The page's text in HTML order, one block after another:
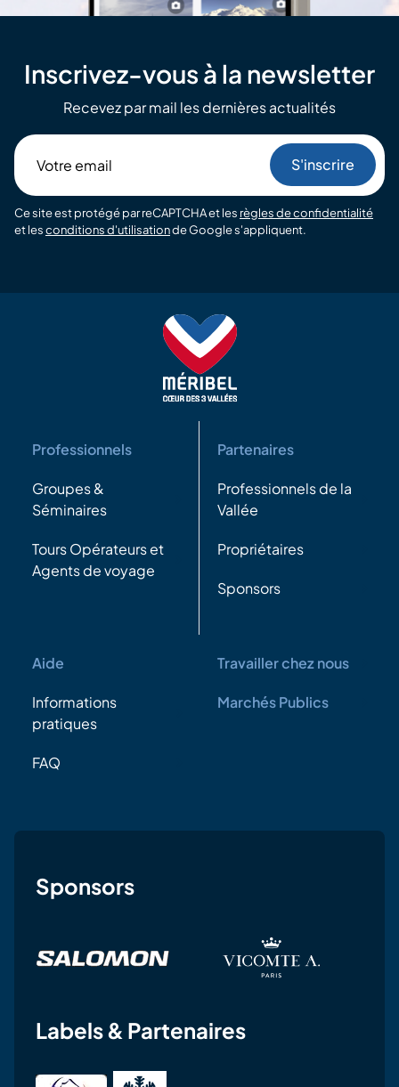
Inscrivez-vous à la newsletter
Recevez par mail les dernières actualités
email
Ce site est protégé par reCAPTCHA et les règles de confidentialité
et lesconditions d'utilisationde Google s'appliquent.
Professionnels
Groupes &
Séminaires
Tours Opérateurs et
Agents de voyage
Partenaires
Professionnels de la
Vallée
Propriétaires
Sponsors
Aide
Informations
pratiques
FAQ
Travailler chez nous
Marchés Publics
Sponsors
Labels & Partenaires